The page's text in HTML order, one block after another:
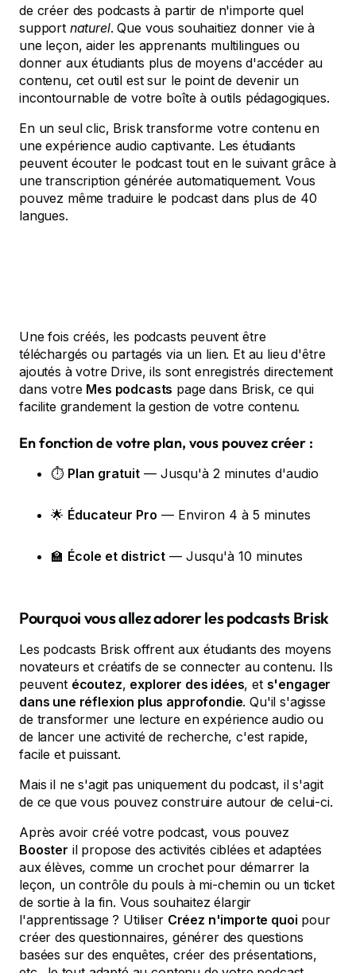
de créer des podcasts à partir de n'importe quel
support naturel. Que vous souhaitiez donner vie à
une leçon, aider les apprenants multilingues ou
donner aux étudiants plus de moyens d'accéder au
contenu, cet outil est sur le point de devenir un
incontournable de votre boîte à outils pédagogiques.
En un seul clic, Brisk transforme votre contenu en
une expérience audio captivante. Les étudiants
peuvent écouter le podcast tout en le suivant grâce à
une transcription générée automatiquement. Vous
pouvez même traduire le podcast dans plus de 40
langues.
Une fois créés, les podcasts peuvent être
téléchargés ou partagés via un lien. Et au lieu d'être
ajoutés à votre Drive, ils sont enregistrés directement
dans votre Mes podcasts page dans Brisk, ce qui
facilite grandement la gestion de votre contenu.
En fonction de votre plan, vous pouvez créer :
⏱️ Plan gratuit — Jusqu'à 2 minutes d'audio
🌟 Éducateur Pro — Environ 4 à 5 minutes
🏫 École et district — Jusqu'à 10 minutes
Pourquoi vous allez adorer les podcasts Brisk
Les podcasts Brisk offrent aux étudiants des moyens
novateurs et créatifs de se connecter au contenu. Ils
peuvent écoutez, explorer des idées, et s'engager
dans une réflexion plus approfondie. Qu'il s'agisse
de transformer une lecture en expérience audio ou
de lancer une activité de recherche, c'est rapide,
facile et puissant.
Mais il ne s'agit pas uniquement du podcast, il s'agit
de ce que vous pouvez construire autour de celui-ci.
Après avoir créé votre podcast, vous pouvez
Booster il propose des activités ciblées et adaptées
aux élèves, comme un crochet pour démarrer la
leçon, un contrôle du pouls à mi-chemin ou un ticket
de sortie à la fin. Vous souhaitez élargir
l'apprentissage ? Utiliser Créez n'importe quoi pour
créer des questionnaires, générer des questions
basées sur des enquêtes, créer des présentations,